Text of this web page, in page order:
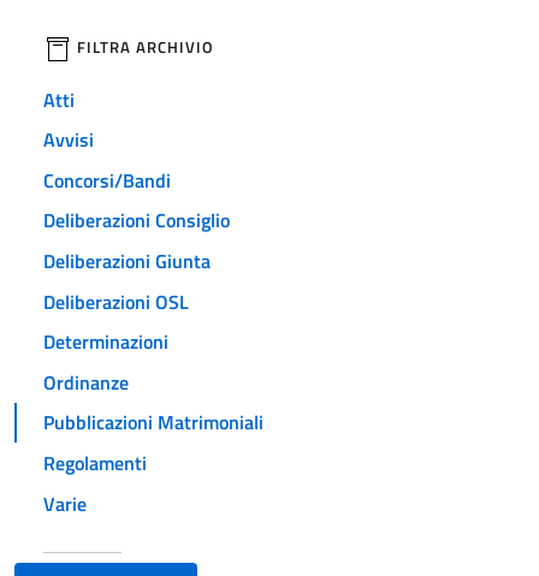
filtri da applicare
FILTRA ARCHIVIO
Atti
Avvisi
Concorsi/Bandi
Deliberazioni Consiglio
Deliberazioni Giunta
Deliberazioni OSL
Determinazioni
Ordinanze
Pubblicazioni Matrimoniali
Regolamenti
Varie